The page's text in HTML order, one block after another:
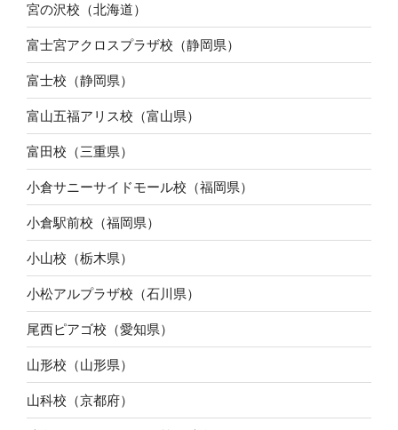
宮の沢校（北海道）
富士宮アクロスプラザ校（静岡県）
富士校（静岡県）
富山五福アリス校（富山県）
富田校（三重県）
小倉サニーサイドモール校（福岡県）
小倉駅前校（福岡県）
小山校（栃木県）
小松アルプラザ校（石川県）
尾西ピアゴ校（愛知県）
山形校（山形県）
山科校（京都府）